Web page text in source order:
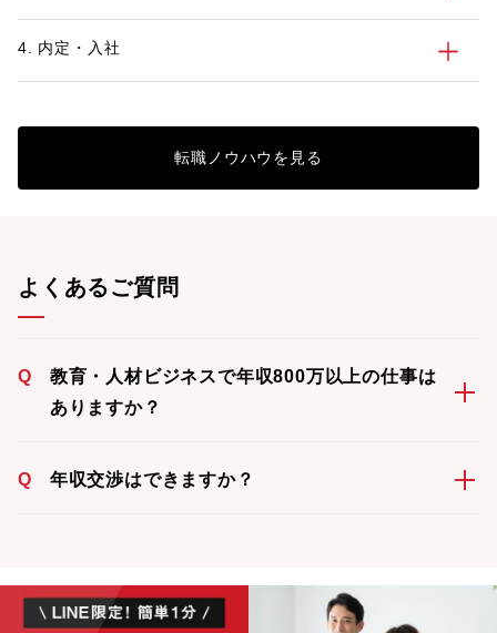
4. 内定・入社
転職ノウハウを見る
よくあるご質問
Q
教育・人材ビジネスで年収800万以上の仕事は
ありますか？
Q 年収交渉はできますか？